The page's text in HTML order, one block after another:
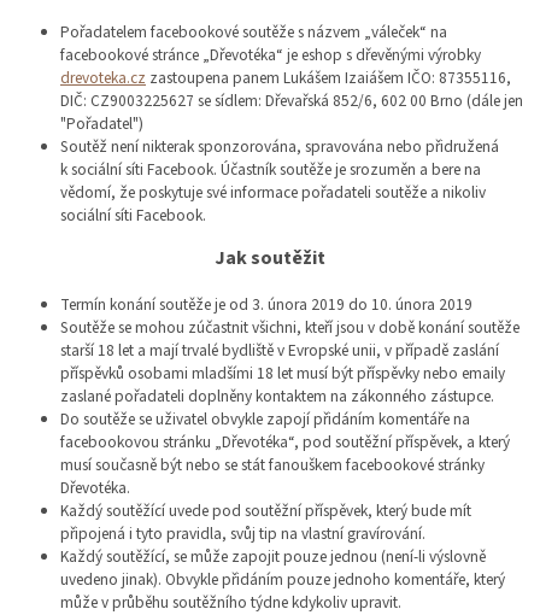
Pořadatelem facebookové soutěže s názvem „váleček“ na
facebookové stránce „Dřevotéka“ je eshop s dřevěnými výrobky
drevoteka.cz zastoupena panem Lukášem Izaiášem IČO: 87355116,
DIČ: CZ9003225627 se sídlem: Dřevařská 852/6, 602 00 Brno (dále jen
"Pořadatel")
Soutěž není nikterak sponzorována, spravována nebo přidružená
k sociální síti Facebook. Účastník soutěže je srozuměn a bere na
vědomí, že poskytuje své informace pořadateli soutěže a nikoliv
sociální síti Facebook.
Jak soutěžit
Termín konání soutěže je od 3. února 2019 do 10. února 2019
Soutěže se mohou zúčastnit všichni, kteří jsou v době konání soutěže
starší 18 let a mají trvalé bydliště v Evropské unii, v případě zaslání
příspěvků osobami mladšími 18 let musí být příspěvky nebo emaily
zaslané pořadateli doplněny kontaktem na zákonného zástupce.
Do soutěže se uživatel obvykle zapojí přidáním komentáře na
facebookovou stránku „Dřevotéka“, pod soutěžní příspěvek, a který
musí současně být nebo se stát fanouškem facebookové stránky
Dřevotéka.
Každý soutěžící uvede pod soutěžní příspěvek, který bude mít
připojená i tyto pravidla, svůj tip na vlastní gravírování.
Každý soutěžící, se může zapojit pouze jednou (není-li výslovně
uvedeno jinak). Obvykle přidáním pouze jednoho komentáře, který
může v průběhu soutěžního týdne kdykoliv upravit.